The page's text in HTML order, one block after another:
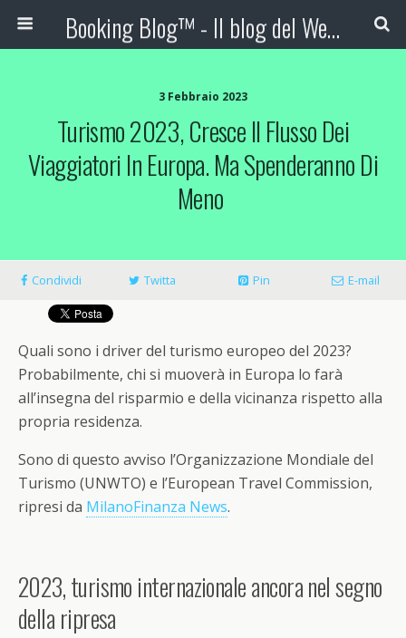
Booking Blog™ - Il blog del Web Marketing Turistico
3 Febbraio 2023
Turismo 2023, Cresce Il Flusso Dei
Viaggiatori In Europa. Ma Spenderanno Di
Meno
Condividi Twitta Pin E-mail
Quali sono i driver del turismo europeo del 2023?
Probabilmente, chi si muoverà in Europa lo farà
all’insegna del risparmio e della vicinanza rispetto alla
propria residenza.
Sono di questo avviso l’Organizzazione Mondiale del
Turismo (UNWTO) e l’European Travel Commission,
ripresi da MilanoFinanza News.
2023, turismo internazionale ancora nel segno
della ripresa